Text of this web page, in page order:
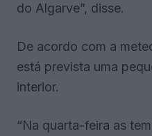
do Algarve”, disse.
De acordo com a
está prevista uma
interior.
“Na quarta-feira as